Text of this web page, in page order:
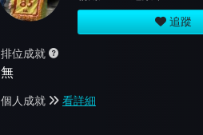
追蹤
排位成就
無
個人成就 看詳細